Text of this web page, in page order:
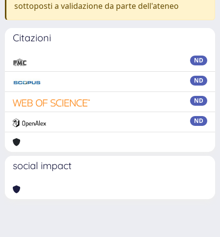
sottoposti a validazione da parte dell'ateneo
Citazioni
ND
ND
ND
ND
social impact